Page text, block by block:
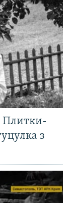
Плитки-
з